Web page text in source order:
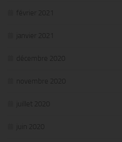
février 2021
janvier 2021
décembre 2020
novembre 2020
juillet 2020
juin 2020